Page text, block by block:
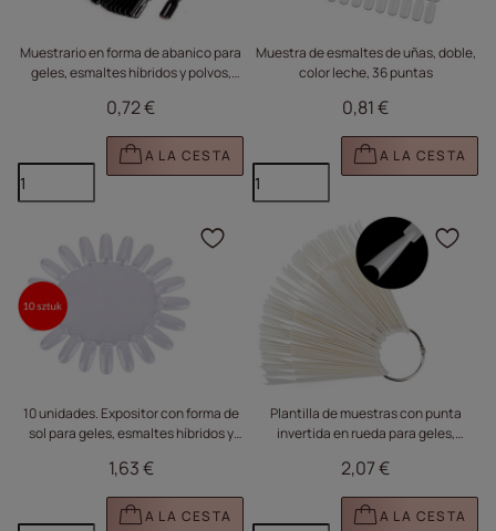
Muestrario en forma de abanico para
geles, esmaltes híbridos y polvos,
0,72 €
A LA CESTA
Muestra de esmaltes de uñas, doble,
color leche, 36 puntas
0,81 €
A LA CESTA
10 unidades. Expositor con forma de
sol para geles, esmaltes híbridos y
1,63 €
A LA CESTA
Haga clic para añadir
Plantilla de muestras con punta
invertida en rueda para geles,
leche, 50 unidades
2,07 €
A LA CESTA